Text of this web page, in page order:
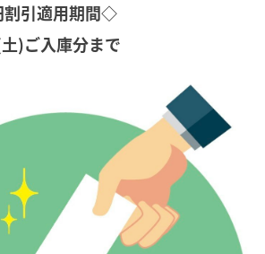
引適用期間◇
)ご入庫分まで